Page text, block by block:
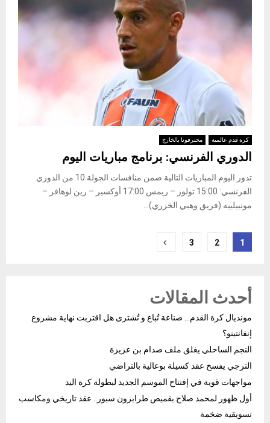
كرة قدم عالمية محترفونا بالخارج
الدوري الفرنسي: برنامج مباريات اليوم
تدور اليوم المباريات التالية ضمن منافسات الجولة 10 من الدوري
الفرنسي: 15:00 تولوز – ريمس 17:00 أوكسير – رين لوهافر –
مونبيلييه (فريق وهبي الخزري)...
Posts
1
2
3
أحدث المقالات
مونديال كرة القدم… صناعة تُباع و تُشترى هل اقتربت نهاية مشروع
إنفانتينو؟
النجم الساحلي يغلق ملف صدام بن عزيزة
الترجي يفسخ عقد كسيلة بوعالية بالتراضي
مواجهات قوية في إفتتاح الموسم الجديد لبطولة كرة اليد
أول ظهور لمحمد صلاح بقميص طرابزون سبور.. عقد تاريخي ومكاسب
تسويقية ضخمة